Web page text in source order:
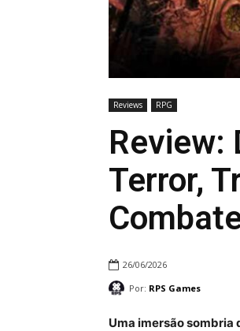
Reviews RPG
Review:
Terror,
26/06/2026
Por: RPS Games
Uma imersão sombria